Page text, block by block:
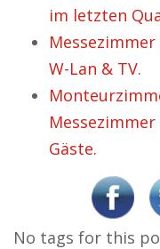
im letzten
W-Lan & TV.
Gäste.
No tags for this